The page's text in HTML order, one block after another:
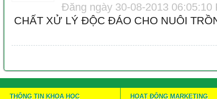
Đăng ngày 30-08-2013 06:05:10
CHẤT XỬ LÝ ĐỘC ĐÁO CHO NUÔI
THÔNG TIN KHOA HỌC HOẠT ĐỘNG MARKETING